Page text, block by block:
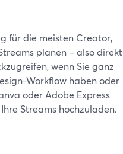
für die meisten Creator,
planen – also direkt
wenn Sie ganz
Workflow haben oder
oder Adobe Express
Streams hochzuladen.